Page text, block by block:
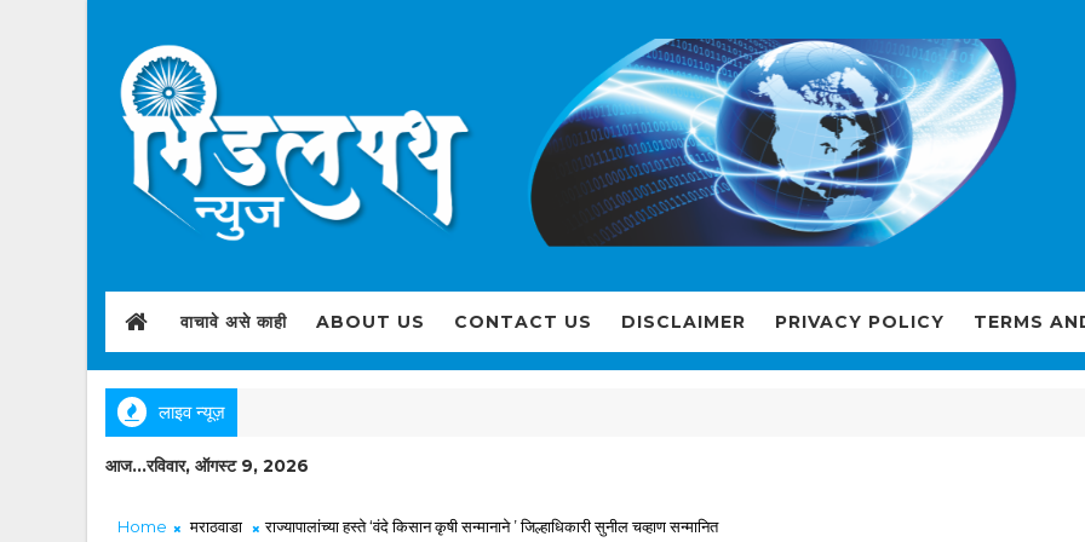
वाचावे असे काही ABOUT US CONTACT US DISCLAIMER PRIVACY POLICY TERMS
लाइव न्यूज़
आज...रविवार, ऑगस्ट 9, 2026
Home मराठवाडा राज्यापालांच्या हस्ते ‘वंदे किसान कृषी सन्मानाने ’ जिल्हाधिकारी सुनील चव्हाण सन्मानित